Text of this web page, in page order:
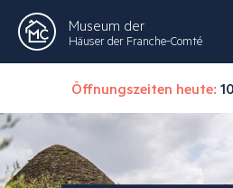
Museum der
Häuser der Franche-Comté
Öffnungszeiten heute: